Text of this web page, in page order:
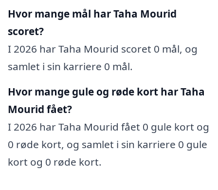
Hvor mange mål har Taha Mourid
scoret?
I 2026 har Taha Mourid scoret 0 mål, og
samlet i sin karriere 0 mål.
Hvor mange gule og røde kort har Taha
Mourid fået?
I 2026 har Taha Mourid fået 0 gule kort og
0 røde kort, og samlet i sin karriere 0 gule
kort og 0 røde kort.